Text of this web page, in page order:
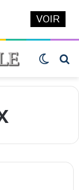
Switch
VOIR